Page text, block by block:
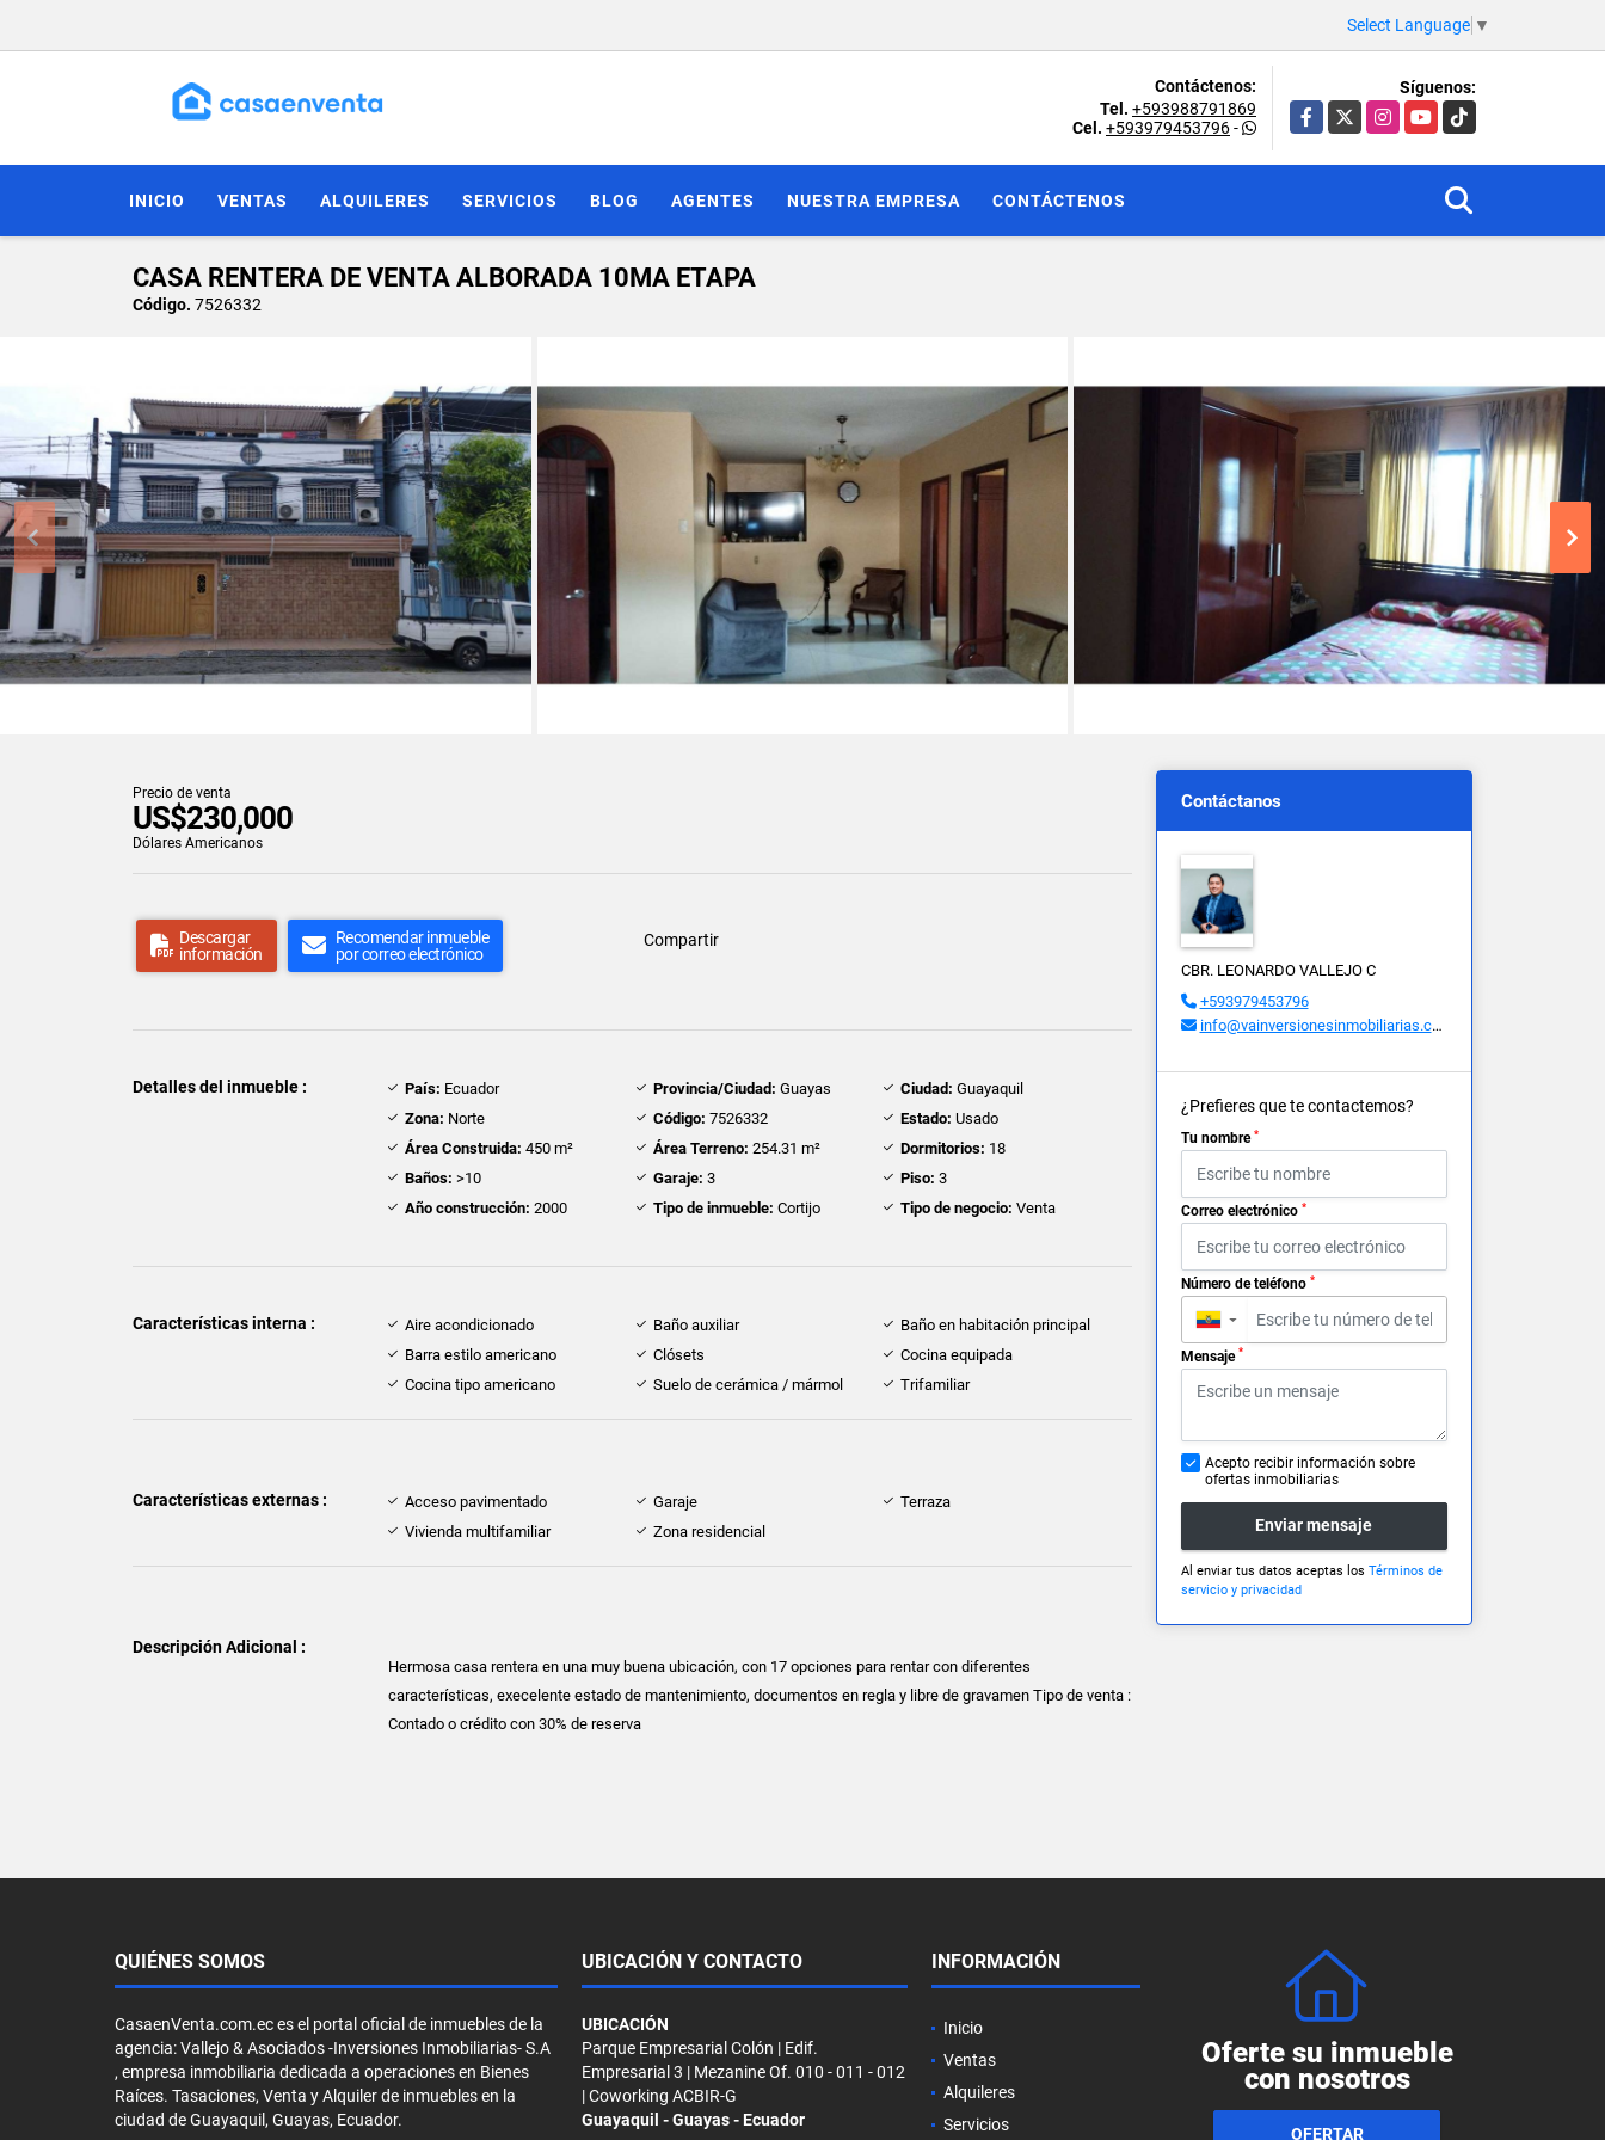
Select Language ▼
Contáctenos:
Tel. +593988791869
Cel. +593979453796-
Síguenos:
Facebook
X InstagramYouTubeTikTok
INICIO VENTAS ALQUILERES SERVICIOS BLOG AGENTES NUESTRA EMPRESA CONTÁCTENOS
CASA RENTERA DE VENTA ALBORADA 10MA ETAPA
Código. 7526332
Precio de venta
US$230,000
Dólares Americanos
Descargar
información
Recomendar inmueble
por correo electrónico
Compartir
Detalles del inmueble : País: Ecuador Provincia/Ciudad: Guayas Ciudad: Guayaquil
Zona: Norte Código: 7526332 Estado: Usado
Área Construida: 450 m² Área Terreno: 254.31 m² Dormitorios: 18
Baños: >10 Garaje: 3 Piso: 3
Año construcción: 2000 Tipo de inmueble: Cortijo Tipo de negocio: Venta
Características interna : Aire acondicionado Baño auxiliar
Baño en habitación principal
Barra estilo americano
Clósets
Cocina equipada
Cocina tipo americano
Suelo de cerámica / mármol Trifamiliar
Características externas : Acceso pavimentado Garaje
Terraza
Vivienda multifamiliar
Zona residencial
Descripción Adicional :
Hermosa casa rentera en una muy buena ubicación, con 17 opciones para rentar con diferentes
características, execelente estado de mantenimiento, documentos en regla y libre de gravamen Tipo de venta :
Contado o crédito con 30% de reserva
Contáctanos
CBR. LEONARDO VALLEJO C
+593979453796
info@vainversionesinmobiliarias.com
¿Prefieres que te contactemos?
Tu nombre *
Correo electrónico *
Número de teléfono *
▼
Mensaje *
Acepto recibir información sobre
ofertas inmobiliarias
Enviar mensaje
Al enviar tus datos aceptas los Términos de
servicio y privacidad
QUIÉNES SOMOS
CasaenVenta.com.ec es el portal oficial de inmuebles de la
agencia: Vallejo & Asociados -Inversiones Inmobiliarias- S.A
, empresa inmobiliaria dedicada a operaciones en Bienes
Raíces. Tasaciones, Venta y Alquiler de inmuebles en la
ciudad de Guayaquil, Guayas, Ecuador.
UBICACIÓN Y CONTACTO
UBICACIÓN
Parque Empresarial Colón | Edif.
Empresarial 3 | Mezanine Of. 010 - 011 - 012
| Coworking ACBIR-G
Guayaquil - Guayas - Ecuador
INFORMACIÓN
Inicio
Ventas
Alquileres
Servicios
Oferte su inmueble
con nosotros
OFERTAR